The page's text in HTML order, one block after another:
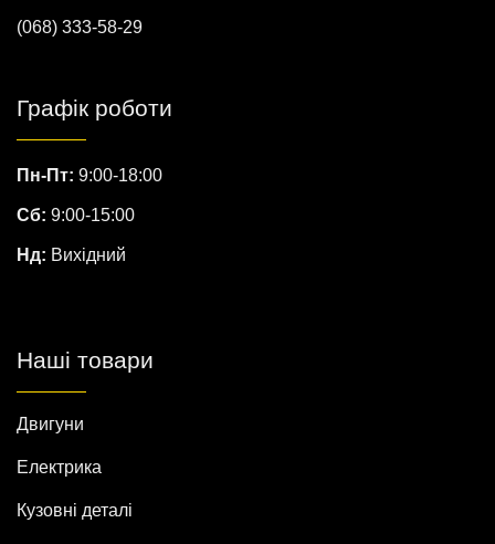
(068) 333-58-29
Графік роботи
Пн-Пт: 9:00-18:00
Сб: 9:00-15:00
Нд: Вихідний
Наші товари
Двигуни
Електрика
Кузовні деталі